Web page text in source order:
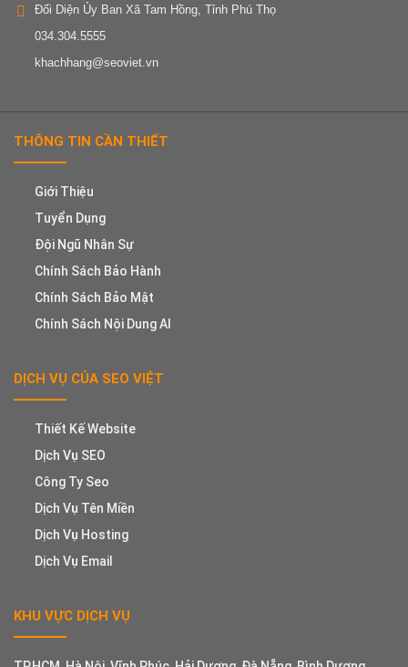
Đối Diện Ủy Ban Xã Tam Hồng, Tỉnh Phú Thọ
034.304.5555
khachhang@seoviet.vn
THÔNG TIN CẦN THIẾT
Giới Thiệu
Tuyển Dụng
Đội Ngũ Nhân Sự
Chính Sách Bảo Hành
Chính Sách Bảo Mật
Chính Sách Nội Dung AI
DỊCH VỤ CỦA SEO VIỆT
Thiết Kế Website
Dịch Vụ SEO
Công Ty Seo
Dịch Vụ Tên Miền
Dịch Vụ Hosting
Dịch Vụ Email
KHU VỰC DỊCH VỤ